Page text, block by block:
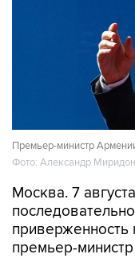
Премьер-министр
Фото: Александр
Москва. 7
премьер-